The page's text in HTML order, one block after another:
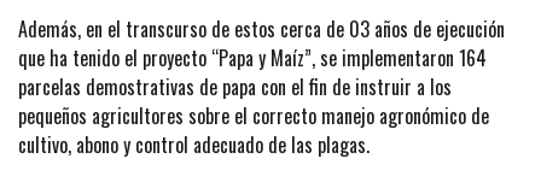
Además, en el transcurso de estos cerca de 03 años de ejecución
que ha tenido el proyecto “Papa y Maíz”, se implementaron 164
parcelas demostrativas de papa con el fin de instruir a los
pequeños agricultores sobre el correcto manejo agronómico de
cultivo, abono y control adecuado de las plagas.